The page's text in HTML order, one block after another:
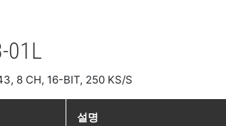
01L
8 CH, 16-BIT, 250 KS/S
설명